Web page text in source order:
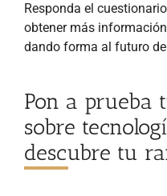
Responda el
obtener más
dando forma al futuro
Pon a prueba
sobre
descubre tu